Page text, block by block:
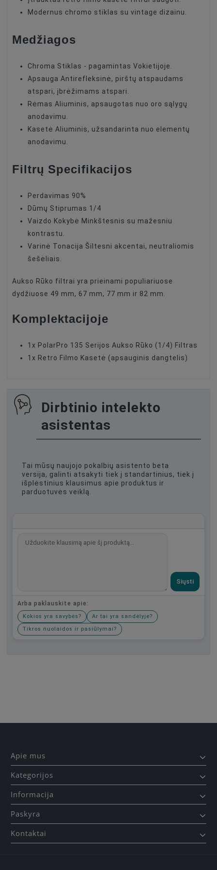
Modernus chromo stiklas su vintage dizainu.
Medžiagos
Chroma Stiklas - pagamintas Vokietijoje.
Apsauga Antirefleksinė, pirštų atspaudams
atspari, įbrėžimams atspari.
Rėmas Aliuminis, apsaugotas nuo oro sąlygų
anodavimu.
Kasetė Aliuminis, užsandarinta nuo elementų
anodavimu.
Filtrų Specifikacijos
Perdavimas 90%
Dūmų Stiprumas 1/4
Vaizdo Kokybė Minkštesnis su mažesniu
kontrastu.
Varinė Tonacija Šiltesni akcentai, neutraliomis
šešėliais.
Aukso Rūko filtrai yra prieinami populiariuose
dydžiuose 49 mm, 67 mm, 77 mm ir 82 mm.
Komplektacijoje
1x PolarPro 135 Serijos Aukso Rūko (1/4) Filtras
1x Retro Filmo Kasetė (apsauginis dangtelis)
Dirbtinio intelekto
asistentas
Tai mūsų naujojo pokalbių asistento beta
versija, galinti atsakyti tiek į standartinius, tiek į
išplėstinius klausimus apie produktus ir
parduotuvės veiklą.
Siųsti
Arba paklauskite apie:
Kokios yra savybės?
Ar tai yra sandėlyje?
Tikros nuolaidos ir pasiūlymai?
Apie mus
Kategorijos
Informacija
Paskyra
Kontaktai